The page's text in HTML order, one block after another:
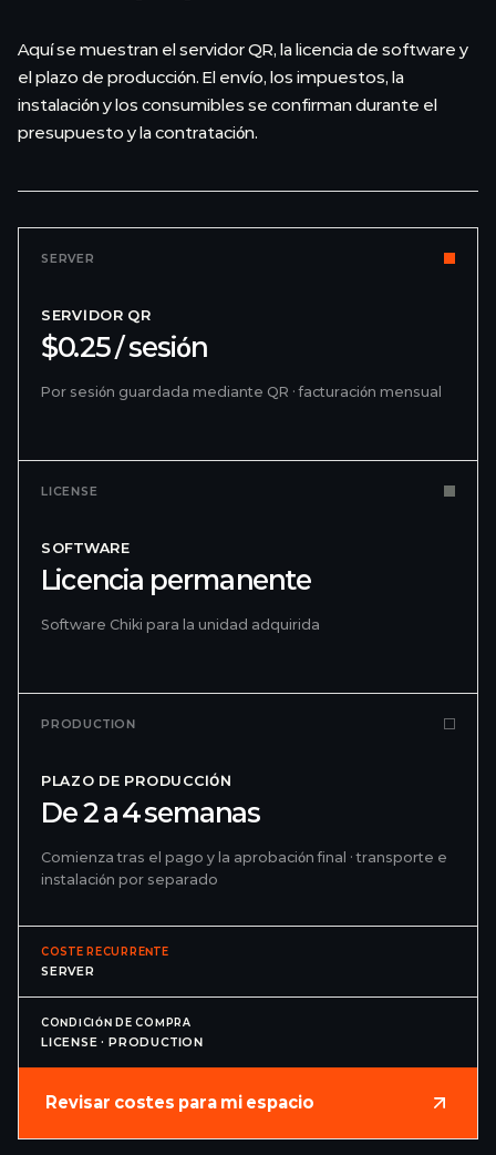
Aquí se muestran el servidor QR, la licencia de software y
el plazo de producción. El envío, los impuestos, la
instalación y los consumibles se confirman durante el
presupuesto y la contratación.
SERVER
SERVIDOR QR
$0.25 / sesión
Por sesión guardada mediante QR · facturación mensual
LICENSE
SOFTWARE
Licencia permanente
Software Chiki para la unidad adquirida
PRODUCTION
PLAZO DE PRODUCCIÓN
De 2 a 4 semanas
Comienza tras el pago y la aprobación final · transporte e
instalación por separado
COSTE RECURRENTE
SERVER
CONDICIÓN DE COMPRA
LICENSE · PRODUCTION
Revisar costes para mi espacio